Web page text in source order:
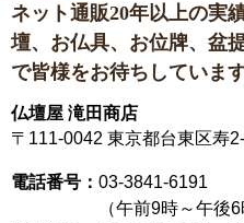
ネット通販20年以上の実
壇、お仏具、お位牌、盆
で皆様をお待ちしています
仏壇屋 滝田商店
〒111-0042 東京都台東区寿
電話番号： 03-3841-6191
（午前9時～午後6